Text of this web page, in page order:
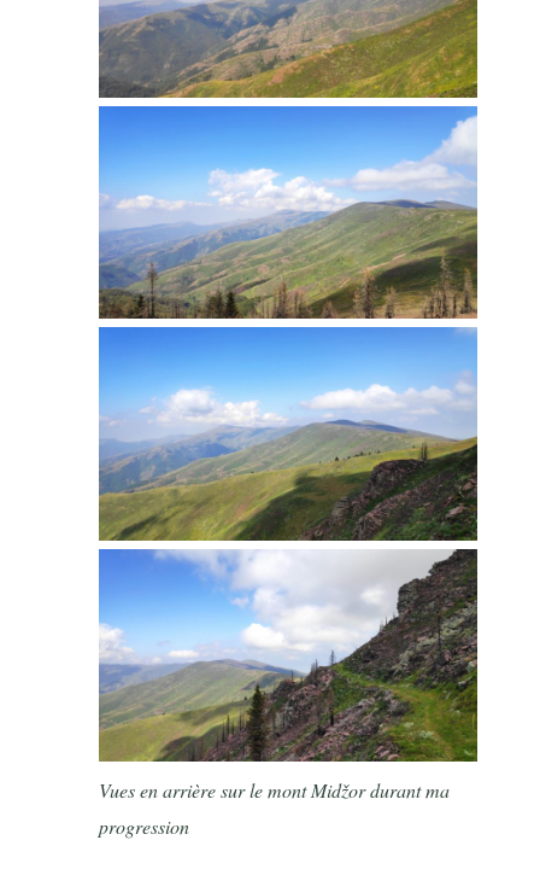
Vues en arrière sur le mont Midžor durant ma
progression